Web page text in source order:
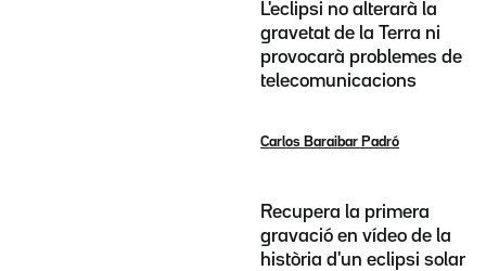
L'eclipsi no alterarà la
gravetat de la Terra ni
provocarà problemes de
telecomunicacions
Carlos Baraibar Padró
Recupera la primera
gravació en vídeo de la
història d'un eclipsi solar